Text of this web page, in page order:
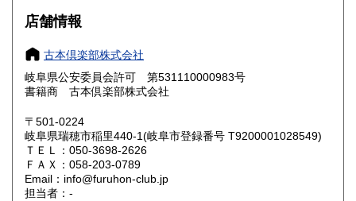
大阪府
奈良県 800円
鳥取県 800円 島根県
岡山県
山口県 800円
香川県 800円
店舗情報
古本倶楽部株式会社
岐阜県公安委員会許可 第531110000983号
書籍商 古本倶楽部株式会社
〒501-0224
岐阜県瑞穂市稲里440-1(岐阜市登録番号 T9200001028549)
ＴＥＬ：050-3698-2626
ＦＡＸ：058-203-0789
Email：info@furuhon-club.jp
担当者：-